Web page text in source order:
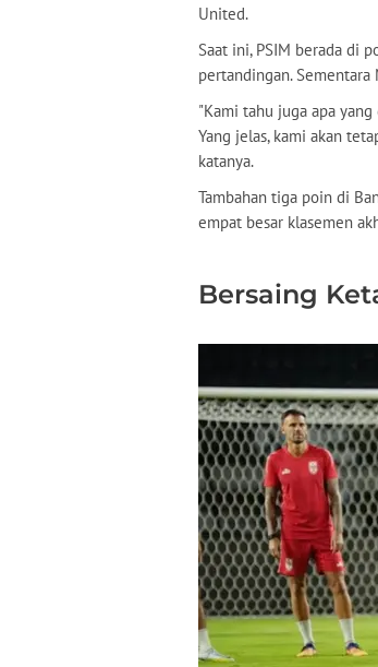
United.
Saat ini, PSIM berada di
pertandingan.
"Kami tahu juga apa
Yang jelas, kami akan
katanya.
Tambahan tiga poin di
empat besar klasemen
Bersaing